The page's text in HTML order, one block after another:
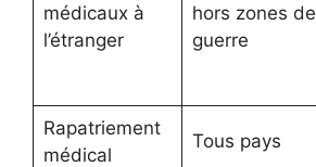
médicaux à
l’étranger
hors zones de
guerre
Rapatriement
médical
Tous pays